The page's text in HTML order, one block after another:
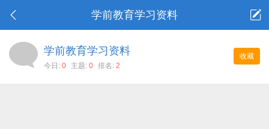
学前教育学习资料
收藏
学前教育学习资料
今日: 0 主题: 0 排名: 2